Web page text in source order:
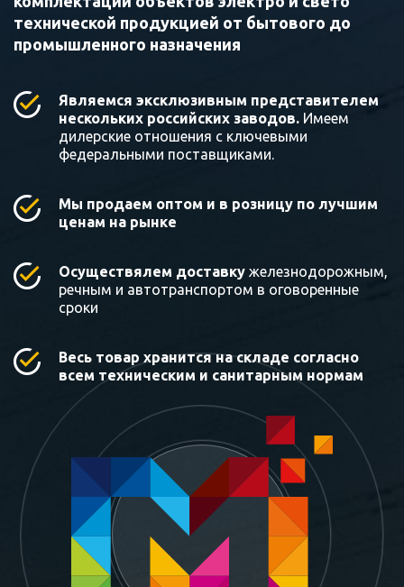
технической продукцией от бытового до
промышленного назначения
Являемся эксклюзивным представителем
нескольких российских заводов. Имеем
дилерские отношения с ключевыми
федеральными поставщиками.
Мы продаем оптом и в розницу по лучшим
ценам на рынке
Осуществялем доставку железнодорожным,
речным и автотранспортом в оговоренные
сроки
Весь товар хранится на складе согласно
всем техническим и санитарным нормам